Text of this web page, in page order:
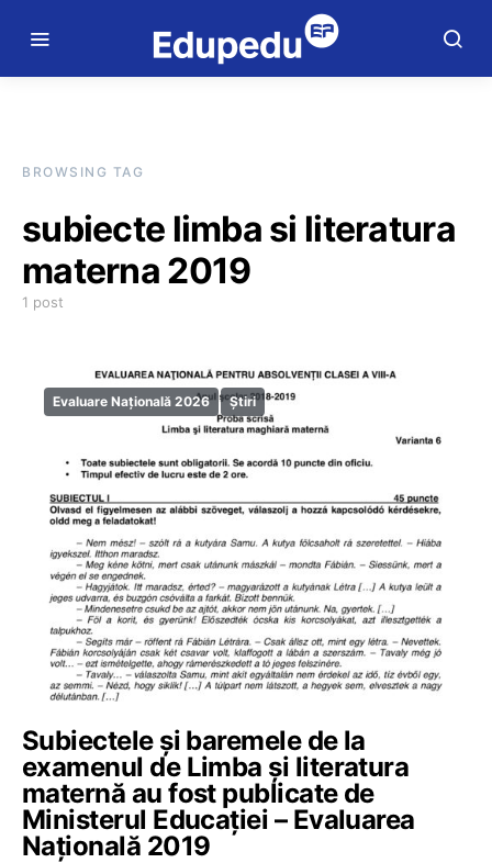
BROWSING TAG
subiecte limba si literatura
materna 2019
1 post
Evaluare Națională 2026 Știri
Subiectele și baremele de la
examenul de Limba și literatura
maternă au fost publicate de
Ministerul Educației – Evaluarea
Națională 2019